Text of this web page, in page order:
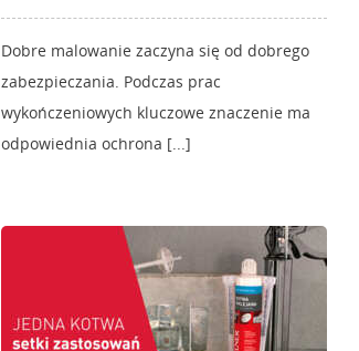
Dobre malowanie zaczyna się od dobrego
zabezpieczania. Podczas prac
wykończeniowych kluczowe znaczenie ma
odpowiednia ochrona [...]